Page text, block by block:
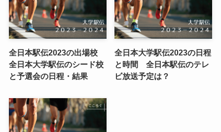
全日本駅伝2023の出場校
全日本大学駅伝のシード校
と予選会の日程・結果
全日本大学駅伝2023の日程
と時間 全日本駅伝のテレ
ビ放送予定は？